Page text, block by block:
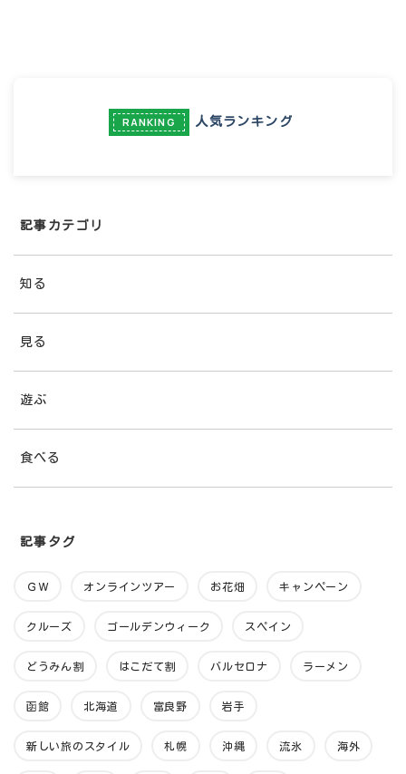
RANKING 人気ランキング
記事カテゴリ
知る
見る
遊ぶ
食べる
記事タグ
ＧＷ オンラインツアー お花畑 キャンペーン
クルーズ ゴールデンウィーク スペイン
どうみん割 はこだて割 バルセロナ ラーメン
函館 北海道 富良野 岩手
新しい旅のスタイル 札幌 沖縄 流氷 海外